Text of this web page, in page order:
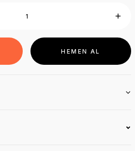
HEMEN AL